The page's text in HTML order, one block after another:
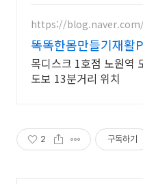
https://
똑똑한몸만들기재활
목디스크 1호점 노원역
도보 13분거리 위치
2 구독하기